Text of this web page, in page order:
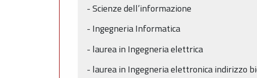
- Scienze dell’informazione
- Ingegneria Informatica
- laurea in Ingegneria elettrica
- laurea in Ingegneria elettronica indirizzo